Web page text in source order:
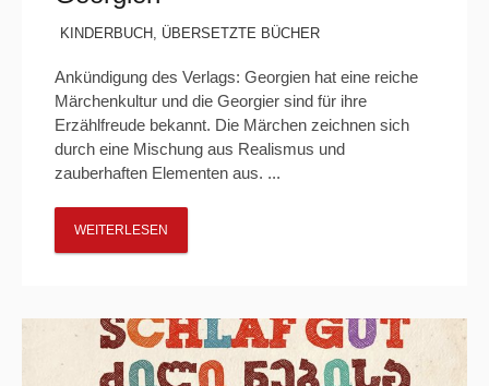
KINDERBUCH , ÜBERSETZTE BÜCHER
Ankündigung des Verlags: Georgien hat eine reiche
Märchenkultur und die Georgier sind für ihre
Erzählfreude bekannt. Die Märchen zeichnen sich
durch eine Mischung aus Realismus und
zauberhaften Elementen aus. ...
WEITERLESEN